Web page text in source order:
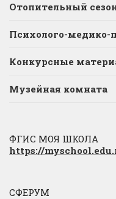
Отопительный
Психолого-медико-
Конкурсные
Музейная комната
ФГИС МОЯ ШКОЛА
https://
СФЕРУМ